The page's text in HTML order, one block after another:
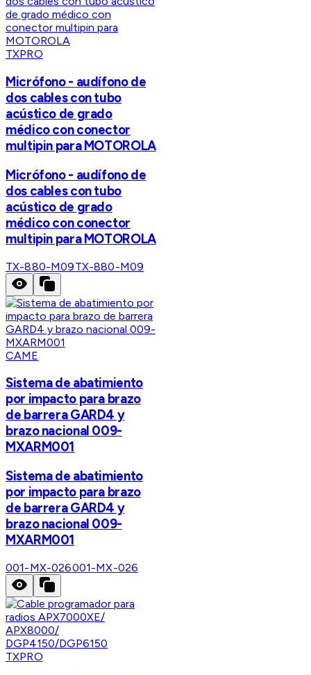
TXPRO
Micrófono - audífono de
dos cables con tubo
acústico de grado
médico con conector
multipin para MOTOROLA
Micrófono - audífono de
dos cables con tubo
acústico de grado
médico con conector
multipin para MOTOROLA
TX-880-M09TX-880-M09
CAME
Sistema de abatimiento
por impacto para brazo
de barrera GARD4 y
brazo nacional 009-
MXARM001
Sistema de abatimiento
por impacto para brazo
de barrera GARD4 y
brazo nacional 009-
MXARM001
001-MX-026001-MX-026
TXPRO